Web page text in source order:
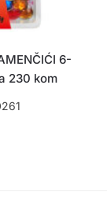
6-
230 kom